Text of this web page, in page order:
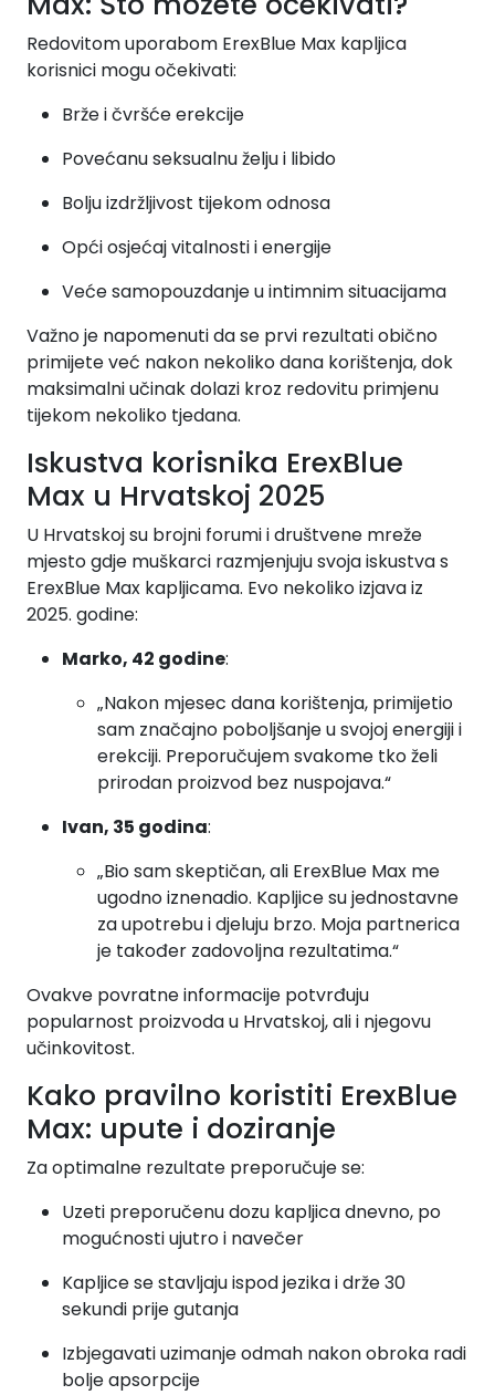
Redovitom uporabom ErexBlue Max kapljica
korisnici mogu očekivati:
Brže i čvršće erekcije
Povećanu seksualnu želju i libido
Bolju izdržljivost tijekom odnosa
Opći osjećaj vitalnosti i energije
Veće samopouzdanje u intimnim situacijama
Važno je napomenuti da se prvi rezultati obično
primijete već nakon nekoliko dana korištenja, dok
maksimalni učinak dolazi kroz redovitu primjenu
tijekom nekoliko tjedana.
Iskustva korisnika ErexBlue
Max u Hrvatskoj 2025
U Hrvatskoj su brojni forumi i društvene mreže
mjesto gdje muškarci razmjenjuju svoja iskustva s
ErexBlue Max kapljicama. Evo nekoliko izjava iz
2025. godine:
Marko, 42 godine:
„Nakon mjesec dana korištenja, primijetio
sam značajno poboljšanje u svojoj energiji i
erekciji. Preporučujem svakome tko želi
prirodan proizvod bez nuspojava.“
Ivan, 35 godina:
„Bio sam skeptičan, ali ErexBlue Max me
ugodno iznenadio. Kapljice su jednostavne
za upotrebu i djeluju brzo. Moja partnerica
je također zadovoljna rezultatima.“
Ovakve povratne informacije potvrđuju
popularnost proizvoda u Hrvatskoj, ali i njegovu
učinkovitost.
Kako pravilno koristiti ErexBlue
Max: upute i doziranje
Za optimalne rezultate preporučuje se:
Uzeti preporučenu dozu kapljica dnevno, po
mogućnosti ujutro i navečer
Kapljice se stavljaju ispod jezika i drže 30
sekundi prije gutanja
Izbjegavati uzimanje odmah nakon obroka radi
bolje apsorpcije